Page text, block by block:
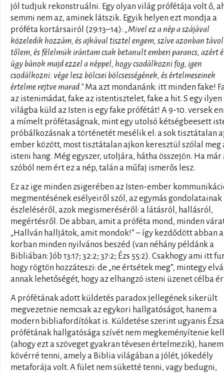
jól tudjuk rekonstruálni. Egy olyan világ prófétája volt ő,
semmi nem az, aminek látszik. Egyik helyen ezt mondja a
próféta kortársairól (29:13–14): „Mivel ez a nép a szájával
közeledik hozzám, és ajkával tisztel engem, szíve azonban
tőlem, és félelmük irántam csak betanult emberi parancs, azért
úgy bánok majd ezzel a néppel, hogy csodálkozni fog, igen
csodálkozni: vége lesz bölcsei bölcsességének, és értelmeseinek
értelme rejtve marad.”Ma azt mondanánk: itt minden fake!
az istenimádat, fake az istentisztelet, fake a hit. S egy ilyen
világba küld az Isten is egy fake prófétát! A 9-10. versek
a mímelt prófétaságnak, mint egy utolsó kétségbeesett
próbálkozásnak a történetét mesélik el: a sok tisztátalan
ember között, most tisztátalan ajkon keresztül szólal meg
isteni hang. Még egyszer, utoljára, hátha összejön. Ha már
szóból nem ért ez a nép, talán a műfaj ismerős lesz.
Ez az ige minden zsigerében az Isten-ember
megmentésének esélyeiről szól, az egymás gondolatainak
észleléséről, azok megismeréséről: a látásról, hallásról,
megértésről. De abban, amit a próféta mond, minden
„Hallván halljátok, amit mondok!” – így kezdődött abban a
korban minden nyilvános beszéd (van néhány példánk a
Bibliában: Jób 13:17; 32:2; 37:2; Ézs 55:2). Csakhogy ami itt
hogy rögtön hozzáteszi: de „ne értsétek meg”, mintegy
annak lehetőségét, hogy az elhangzó isteni üzenet célba
A prófétának adott küldetés paradox jellegének sikerült
megvezetnie nemcsak az egykori hallgatóságot, hanem a
modern bibliafordítókat is. Küldetése szerint ugyanis
prófétának hallgatósága szívét nem megkeményítenie kell
(ahogy ezt a szöveget gyakran tévesen értelmezik), hanem
kövérré tenni, amely a Biblia világában a jólét, jókedély
metaforája volt. A fület nem süketté tenni, vagy bedugni,